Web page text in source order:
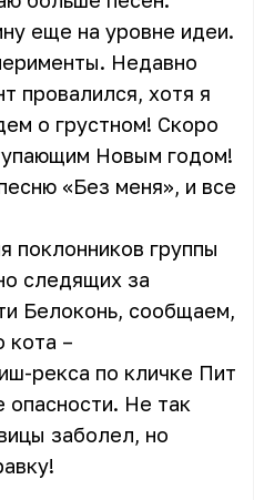
еще на уровне идеи.
Недавно
провалился, хотя я
о грустном! Скоро
Новым годом!
«Без меня», и все
поклонников группы
следящих за
Белоконь, сообщаем,
кота –
рекса по кличке Пит
опасности. Не так
заболел, но